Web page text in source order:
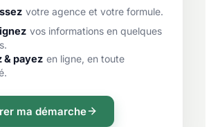
votre agence et votre formule.
vos informations en quelques
& payez en ligne, en toute
ma démarche